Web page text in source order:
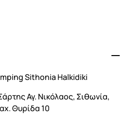
Sithonia Halkidiki
Αγ. Νικόλαος, Σιθωνία,
Θυρίδα 10